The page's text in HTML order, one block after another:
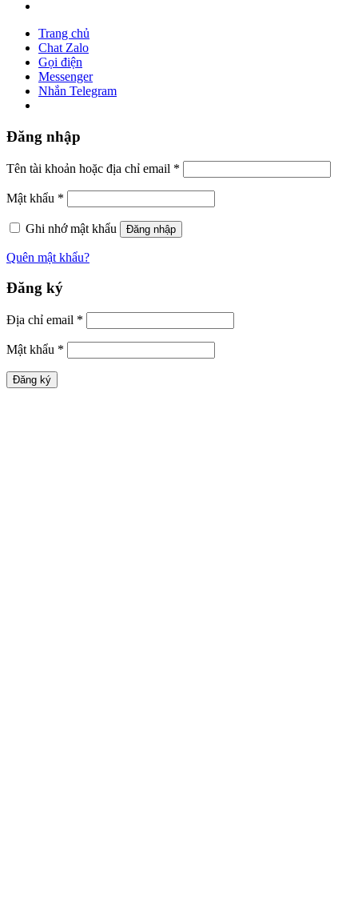
Trang chủ
Chat Zalo
Gọi điện
Messenger
Nhắn Telegram
Đăng nhập
Tên tài khoản hoặc địa chỉ email *
Mật khẩu *
Ghi nhớ mật khẩu Đăng nhập
Quên mật khẩu?
Đăng ký
Địa chỉ email *
Mật khẩu *
Đăng ký